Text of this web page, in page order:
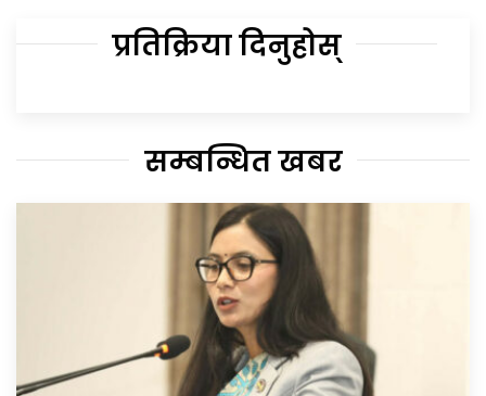
प्रतिक्रिया दिनुहोस्
सम्बन्धित खबर